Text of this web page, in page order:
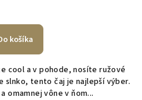
košíka
cool a v pohode, nosíte ružové
slnko, tento čaj je najlepší výber.
omamnej vône v ňom...